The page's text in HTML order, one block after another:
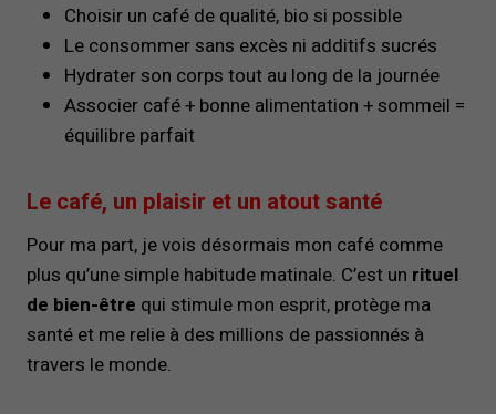
Choisir un café de qualité, bio si possible
Le consommer sans excès ni additifs sucrés
Hydrater son corps tout au long de la journée
Associer café + bonne alimentation + sommeil =
équilibre parfait
Le café, un plaisir et un atout santé
Pour ma part, je vois désormais mon café comme
plus qu’une simple habitude matinale. C’est un rituel
de bien-être qui stimule mon esprit, protège ma
santé et me relie à des millions de passionnés à
travers le monde.